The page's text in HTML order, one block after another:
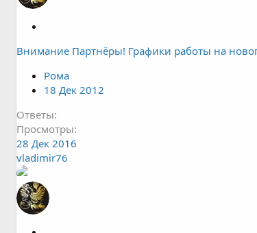
к
е
п
л
е
н
о
Внимание Партнёры! Графики работы на
Рома
18 Дек 2012
Ответы
Просмотры
28 Дек 2016
vladimir76